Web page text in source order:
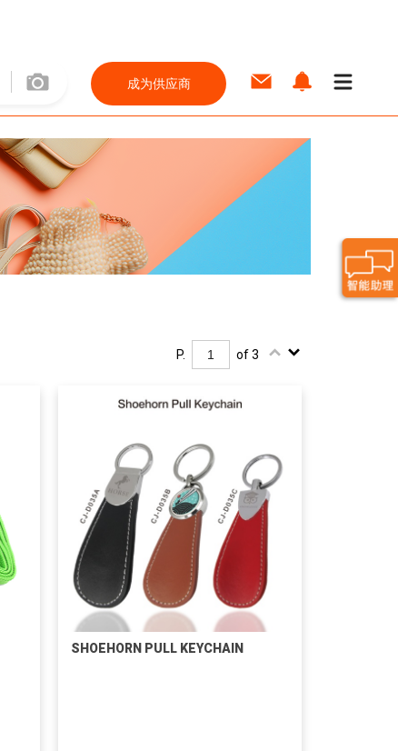
成为供应商
P. of 3
SHOEHORN PULL KEYCHAIN